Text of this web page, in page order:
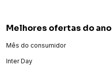
Melhores ofertas do ano
Mês do consumidor
Inter Day